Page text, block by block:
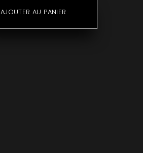
AJOUTER AU PANIER